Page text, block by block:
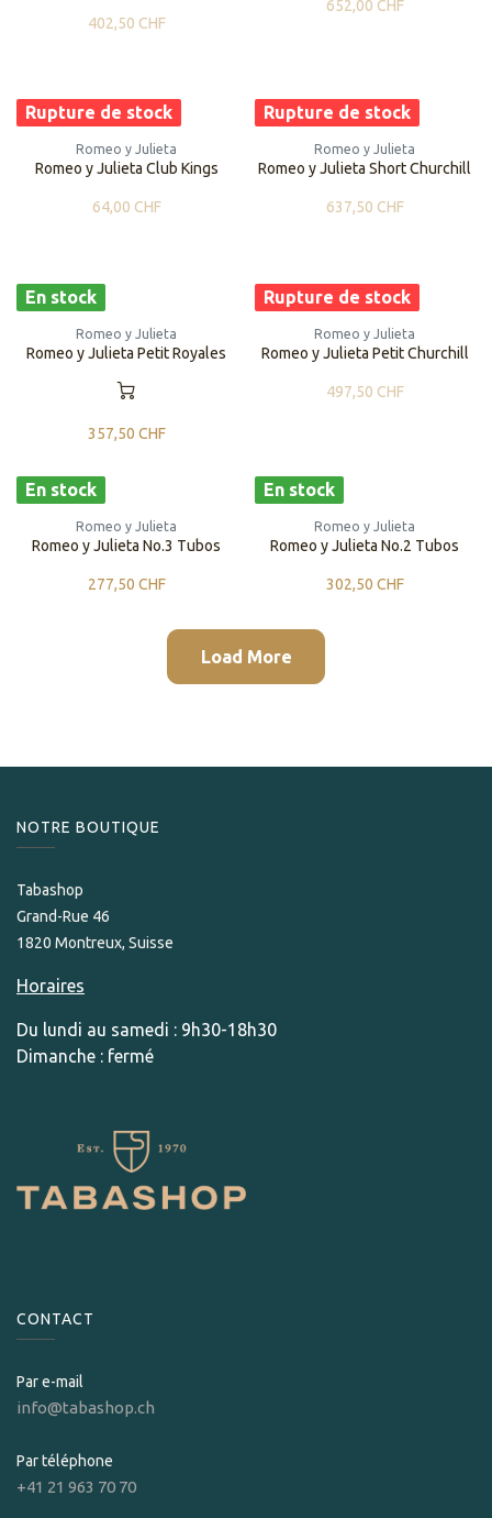
402,50 CHF
652,00 CHF
Rupture de stock
Romeo y Julieta
Romeo y Julieta Club Kings
64,00 CHF
Rupture de stock
Romeo y Julieta
Romeo y Julieta Short Churchill
637,50 CHF
En stock
Romeo y Julieta
Romeo y Julieta Petit Royales
357,50 CHF
Rupture de stock
Romeo y Julieta
Romeo y Julieta Petit Churchill
497,50 CHF
En stock
Romeo y Julieta
Romeo y Julieta No.3 Tubos
277,50 CHF
En stock
Romeo y Julieta
Romeo y Julieta No.2 Tubos
302,50 CHF
Load More
NOTRE BOUTIQUE
Tabashop
Grand-Rue 46
1820 Montreux, Suisse
Horaires
Du lundi au samedi : 9h30-18h30
Dimanche : fermé
CONTACT
Par e-mail
info@tabashop.ch
Par téléphone
+41 21 963 70 70